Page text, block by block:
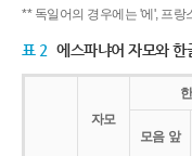
** 독일어의 경우에는 '에', 프랑
표 2 에스파냐어 자모와 한
자모
모음 앞